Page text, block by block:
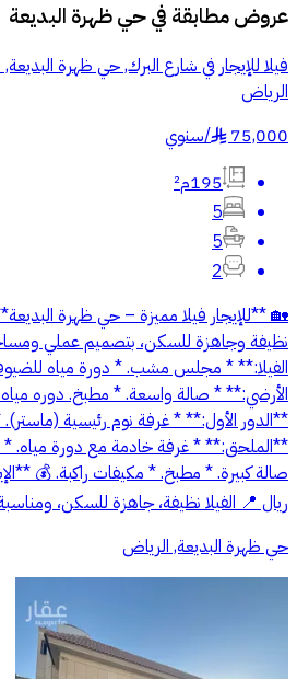
عروض مطابقة فيحي ظهرة البديعة
فيلا للإيجار في شارع البرك, حي ظهرة
الرياض
75,000
§
/سنوي
195م²
5
5
2
🏡 **للإيجار فيلا مميزة – حي ظهرة
نظيفة وجاهزة للسكن، بتصميم عملي
الفيلا:** * مجلس مشب. * دورة مياه
الأرضي:** * صالة واسعة. * مطبخ. دوره مياه
**الدور الأول:** * غرفة نوم رئيسية
**الملحق:** * غرفة خادمة مع دورة مياه.
ريال 📍 الفيلا نظيفة، جاهزة للسكن،
حي ظهرة البديعة, الرياض